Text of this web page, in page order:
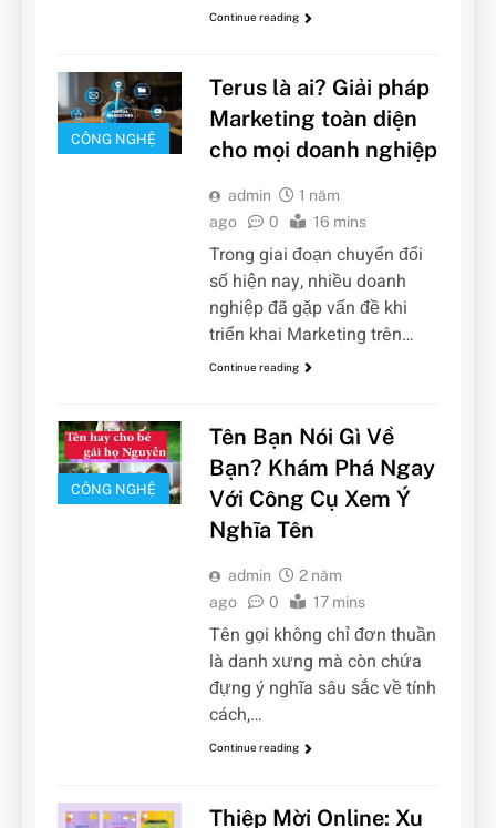
Continue reading
CÔNG NGHỆ
Terus là ai? Giải pháp
Marketing toàn diện
cho mọi doanh nghiệp
admin
1 năm
ago
0 16 mins
Trong giai đoạn chuyển đổi
số hiện nay, nhiều doanh
nghiệp đã gặp vấn đề khi
triển khai Marketing trên…
Continue reading
CÔNG NGHỆ
Tên Bạn Nói Gì Về
Bạn? Khám Phá Ngay
Với Công Cụ Xem Ý
Nghĩa Tên
admin
2 năm
ago
0 17 mins
Tên gọi không chỉ đơn thuần
là danh xưng mà còn chứa
đựng ý nghĩa sâu sắc về tính
cách,…
Continue reading
Thiệp Mời Online: Xu